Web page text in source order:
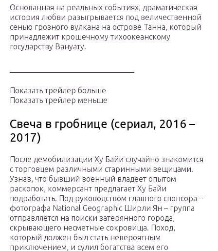
Основанная на реальных событиях, драматическая
история любви разыгрывается под величественной
сенью грозного вулкана на острове Танна, который
принадлежит крошечному тихоокеанскому
государству Вануату.
Показать трейлер больше
Показать трейлер меньше
Свеча в гробнице (сериал, 2016 –
2017)
После демобилизации Ху Байи случайно знакомится
с торговцем различными старинными вещицами.
Узнав, что бывший военный владеет опытом
раскопок, коммерсант предлагает Ху Байи
подработать. Под руководством главного спонсора –
фотографа National Geographic Ширли Ян – группа
отправляется на поиски затерянного города,
скрывающего несметные сокровища. Поход,
который должен был стать невероятным
приключением, и сулил богатства всем его